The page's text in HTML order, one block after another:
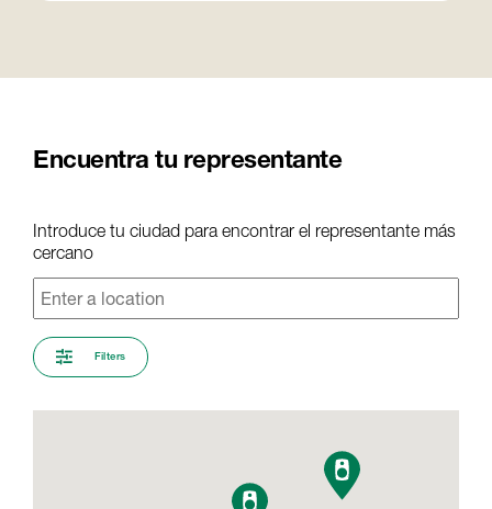
Encuentra tu representante
Introduce tu ciudad para encontrar el representante más
cercano
Filters